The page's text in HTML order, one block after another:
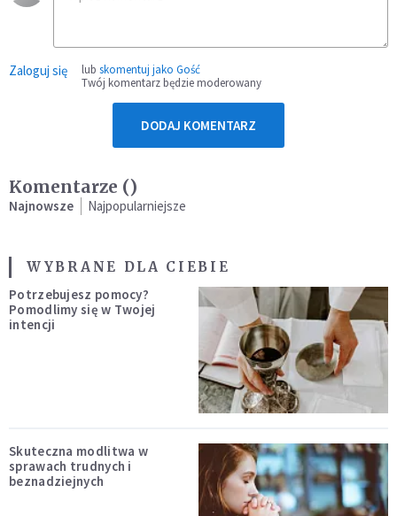
Zaloguj się lub skomentuj jako Gość
Twój komentarz będzie moderowany
DODAJ KOMENTARZ
Komentarze ()
Najnowsze Najpopularniejsze
WYBRANE DLA CIEBIE
Potrzebujesz pomocy?
Pomodlimy się w Twojej
intencji
Skuteczna modlitwa w
sprawach trudnych i
beznadziejnych